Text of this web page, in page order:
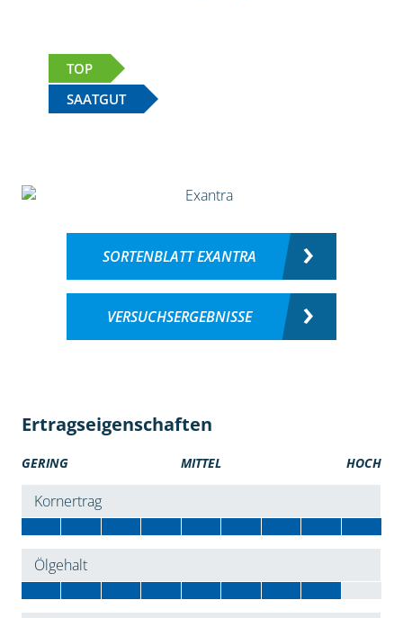
TOP
SAATGUT
SORTENBLATT EXANTRA
VERSUCHSERGEBNISSE
Ertragseigenschaften
GERING MITTEL HOCH
Kornertrag
Ölgehalt